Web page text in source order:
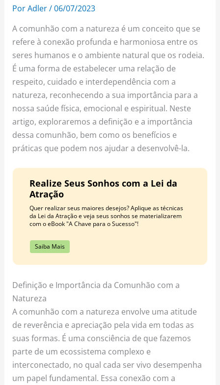
o
m t
PorAdler/06/07/2023
A comunhão com a natureza é um conceito que se
refere à conexão profunda e harmoniosa entre os
seres humanos e o ambiente natural que os rodeia.
É uma forma de estabelecer uma relação de
respeito, cuidado e interdependência com a
natureza, reconhecendo a sua importância para a
nossa saúde física, emocional e espiritual. Neste
artigo, exploraremos a definição e a importância
dessa comunhão, bem como os benefícios e
práticas que podem nos ajudar a desenvolvê-la.
Realize Seus Sonhos com a Lei da
Atração
Quer realizar seus maiores desejos? Aplique as técnicas
da Lei da Atração e veja seus sonhos se materializarem
com o eBook "A Chave para o Sucesso"!
Saiba Mais
Definição e Importância da Comunhão com a
Natureza
A comunhão com a natureza envolve uma atitude
de reverência e apreciação pela vida em todas as
suas formas. É uma consciência de que fazemos
parte de um ecossistema complexo e
interconectado, no qual cada ser vivo desempenha
um papel fundamental. Essa conexão com a